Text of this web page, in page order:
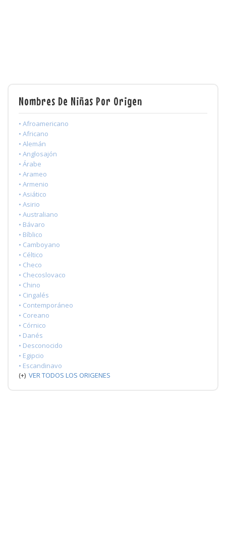
Nombres De Niñas Por Origen
• Afroamericano
• Africano
• Alemán
• Anglosajón
• Árabe
• Arameo
• Armenio
• Asiático
• Asirio
• Australiano
• Bávaro
• Bíblico
• Camboyano
• Céltico
• Checo
• Checoslovaco
• Chino
• Cingalés
• Contemporáneo
• Coreano
• Córnico
• Danés
• Desconocido
• Egipcio
• Escandinavo
(+) VER TODOS LOS ORIGENES